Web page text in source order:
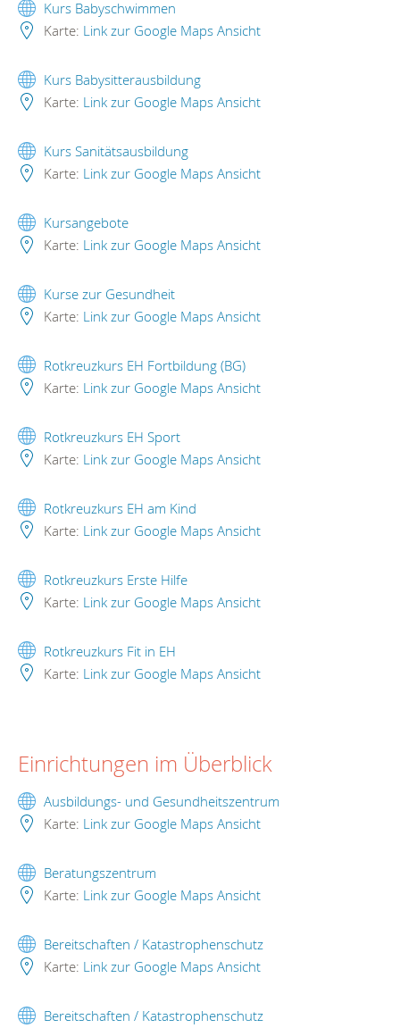
Kurs Babyschwimmen
Karte: Link zur Google Maps Ansicht
Kurs Babysitterausbildung
Karte: Link zur Google Maps Ansicht
Kurs Sanitätsausbildung
Karte: Link zur Google Maps Ansicht
Kursangebote
Karte: Link zur Google Maps Ansicht
Kurse zur Gesundheit
Karte: Link zur Google Maps Ansicht
Rotkreuzkurs EH Fortbildung (BG)
Karte: Link zur Google Maps Ansicht
Rotkreuzkurs EH Sport
Karte: Link zur Google Maps Ansicht
Rotkreuzkurs EH am Kind
Karte: Link zur Google Maps Ansicht
Rotkreuzkurs Erste Hilfe
Karte: Link zur Google Maps Ansicht
Rotkreuzkurs Fit in EH
Karte: Link zur Google Maps Ansicht
Einrichtungen im Überblick
Ausbildungs- und Gesundheitszentrum
Karte: Link zur Google Maps Ansicht
Beratungszentrum
Karte: Link zur Google Maps Ansicht
Bereitschaften / Katastrophenschutz
Karte: Link zur Google Maps Ansicht
Bereitschaften / Katastrophenschutz